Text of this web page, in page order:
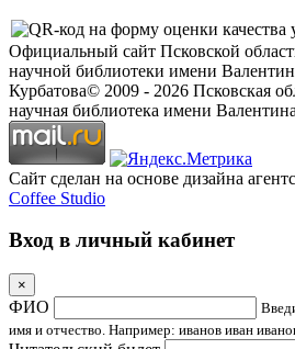
Официальный сайт Псковской
научной библиотеки имени
Курбатова© 2009 - 2026 Псковская
научная библиотека имени
Сайт сделан на основе дизайна
Coffee Studio
Вход в личный кабинет
×
ФИО
имя и отчество. Например: иванов иван